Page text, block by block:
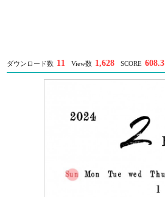
ダウンロード数 11 View数 1,628 SCORE 608.3